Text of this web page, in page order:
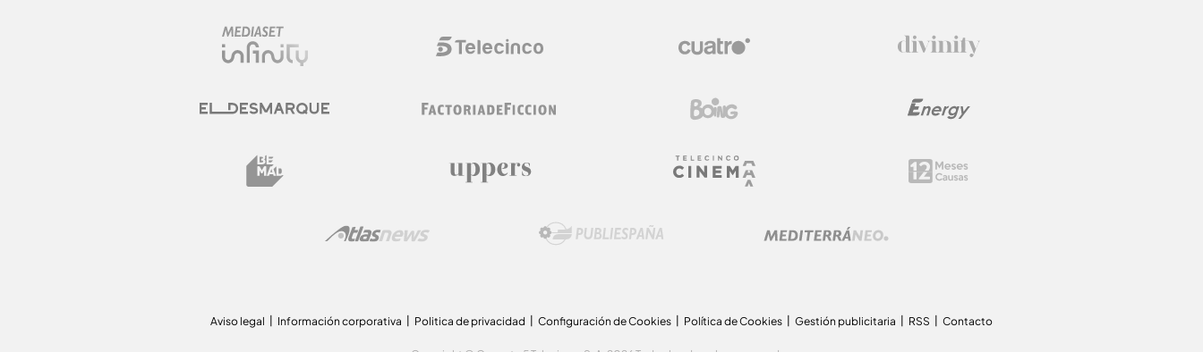
Aviso legal Información corporativa Politica de privacidad Configuración de Cookies Política de Cookies Gestión publicitaria RSS Contacto